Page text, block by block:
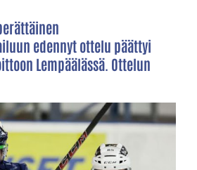
edennyt ottelu päättyi
Lempäälässä. Ottelun